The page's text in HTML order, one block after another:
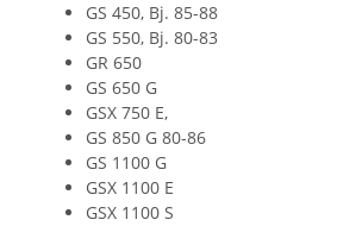
GS 450, Bj. 85-88
GS 550, Bj. 80-83
GR 650
GS 650 G
GSX 750 E,
GS 850 G 80-86
GS 1100 G
GSX 1100 E
GSX 1100 S